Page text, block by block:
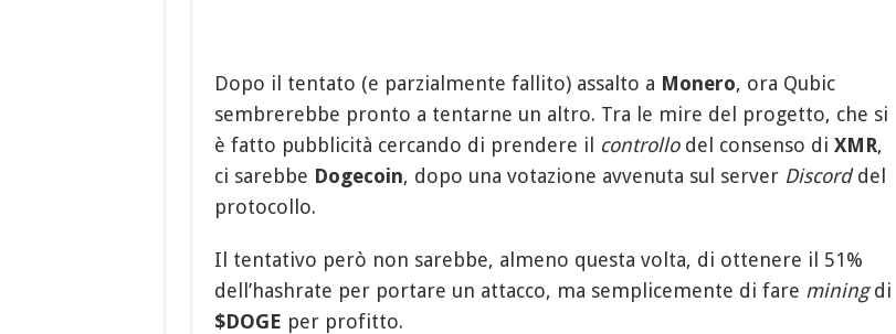
Dopo il tentato (e parzialmente fallito) assalto a Monero, ora Qubic
sembrerebbe pronto a tentarne un altro. Tra le mire del progetto, che si
è fatto pubblicità cercando di prendere il controllodel consenso di XMR,
ci sarebbe Dogecoin, dopo una votazione avvenuta sul server Discorddel
protocollo.
Il tentativo però non sarebbe, almeno questa volta, di ottenere il 51%
dell’hashrate per portare un attacco, ma semplicemente di fare miningdi
$DOGE per profitto.